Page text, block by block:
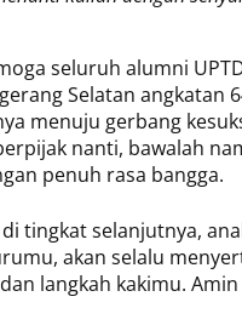
seluruh alumni
Selatan angkatan
menuju gerbang
nanti, bawalah
penuh rasa bangga.
tingkat selanjutnya,
akan selalu
langkah kakimu. Amin